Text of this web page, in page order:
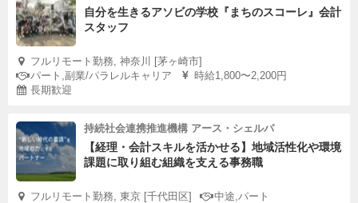
自分を生きるアソビの学校『まちのスコーレ』会計
スタッフ
フルリモート勤務, 神奈川 [茅ヶ崎市]
パート,副業/パラレルキャリア
時給1,800〜2,200円
長期歓迎
持続社会連携推進機構 アース・シェルパ
【経理・会計スキルを活かせる】地域活性化や環境
課題に取り組む組織を支える事務職
フルリモート勤務, 東京 [千代田区]
中途,パート